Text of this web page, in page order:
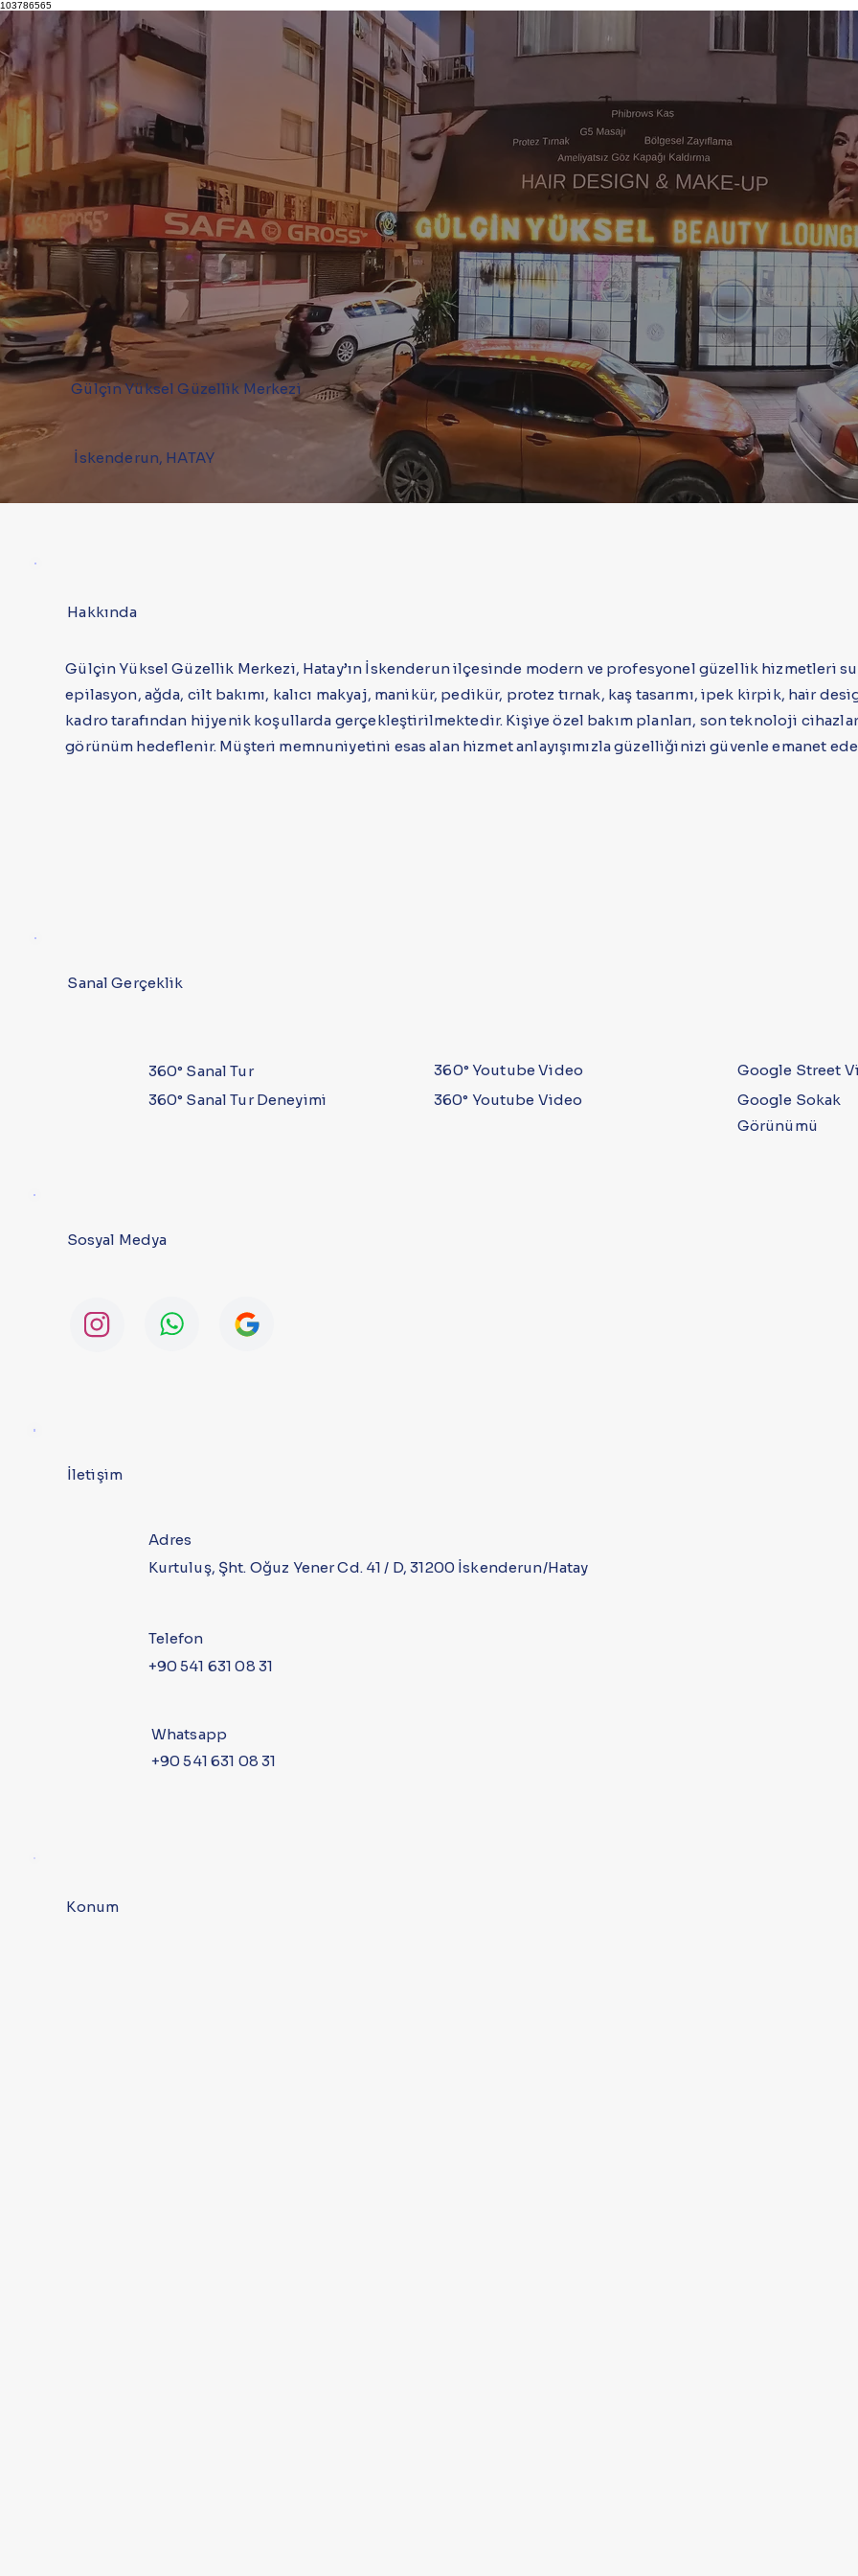
103786565
Gülçin Yüksel Güzellik Merkezi
İskenderun, HATAY
Gülçin Yüksel Güzellik Merkezi, Hatay’ın İskenderun ilçesinde modern ve profesyonel güzellik hizmetleri
epilasyon, ağda, cilt bakımı, kalıcı makyaj, manikür, pedikür, protez tırnak, kaş tasarımı, ipek kirpik, hair
kadro tarafından hijyenik koşullarda gerçekleştirilmektedir. Kişiye özel bakım planları, son teknoloji
görünüm hedeflenir. Müşteri memnuniyetini esas alan hizmet anlayışımızla güzelliğinizi güvenle emanet
Hakkında
Sanal Gerçeklik
360° Sanal Tur Deneyimi
360° Sanal Tur
360° Youtube Video
360° Youtube Video
Google Street
Google Sokak
Görünümü
Sosyal Medya
Adres
Kurtuluş, Şht. Oğuz Yener Cd. 41 / D, 31200 İskenderun/Hatay
İletişim
Telefon
+90 541 631 08 31
Whatsapp
+90 541 631 08 31
Konum